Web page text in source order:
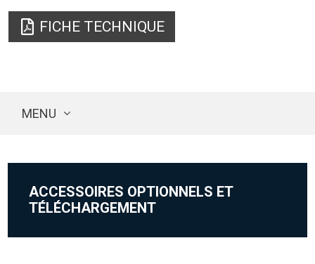
FICHE TECHNIQUE
MENU
ACCESSOIRES OPTIONNELS ET
TÉLÉCHARGEMENT